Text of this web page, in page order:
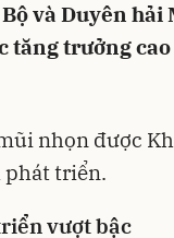
và Duyên hải
tăng trưởng cao
nhọn được
phát triển.
vượt bậc